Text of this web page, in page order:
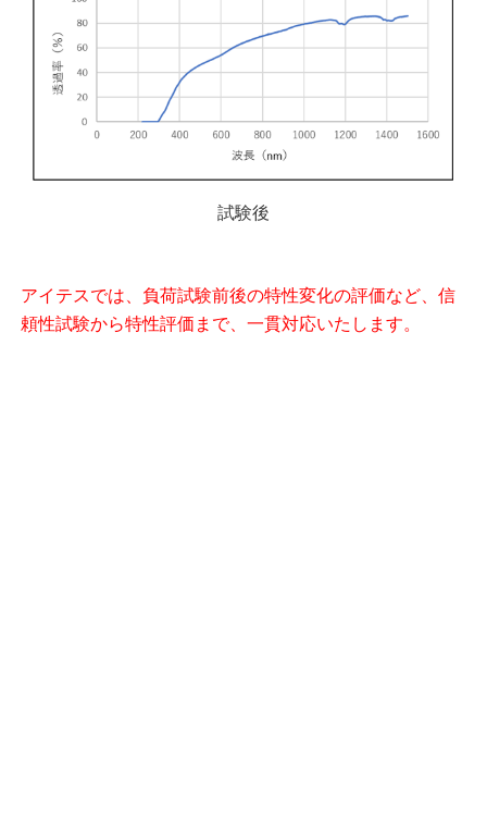
試験後
アイテスでは、負荷試験前後の特性変化の評価など、信
頼性試験から特性評価まで、一貫対応いたします。